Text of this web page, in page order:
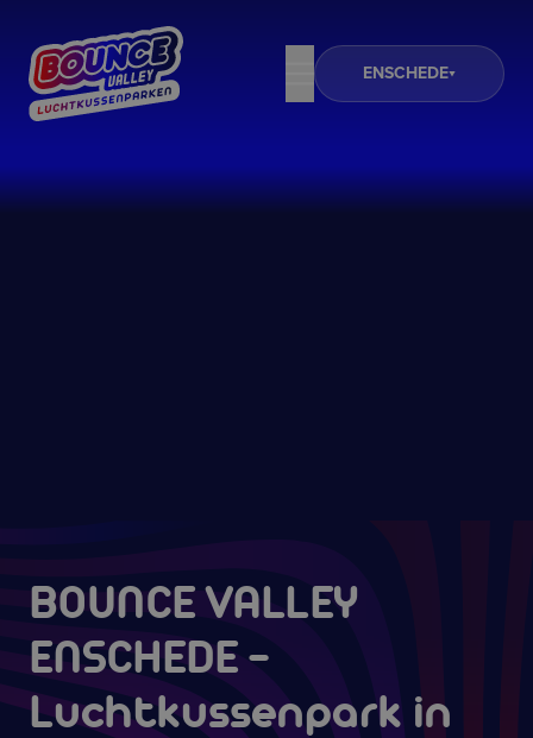
ENSCHEDE
BOUNCE VALLEY
ENSCHEDE-
Luchtkussenpark in